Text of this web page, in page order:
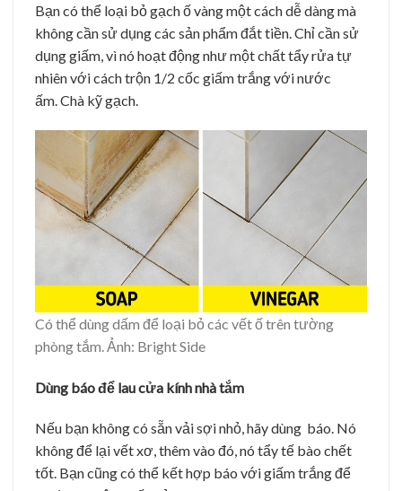
Bạn có thể loại bỏ gạch ố vàng một cách dễ dàng mà
không cần sử dụng các sản phẩm đắt tiền. Chỉ cần sử
dụng giấm, vì nó hoạt động như một chất tẩy rửa tự
nhiên với cách trộn 1/2 cốc giấm trắng với nước
ấm. Chà kỹ gạch.
Có thể dùng dấm để loại bỏ các vết ố trên tường
phòng tắm. Ảnh: Bright Side
Dùng báo để lau cửa kính nhà tắm
Nếu bạn không có sẵn vải sợi nhỏ, hãy dùng báo. Nó
không để lại vết xơ, thêm vào đó, nó tẩy tế bào chết
tốt. Bạn cũng có thể kết hợp báo với giấm trắng để